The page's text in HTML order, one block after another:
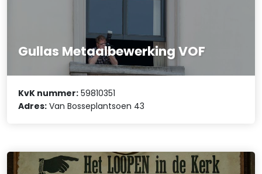
Gullas Metaalbewerking VOF
KvK nummer: 59810351
Adres: Van Bosseplantsoen 43